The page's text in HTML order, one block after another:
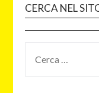
CERCA NEL